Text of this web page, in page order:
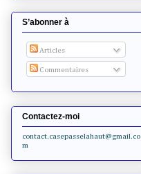
S’abonner à
Articles
Commentaires
Contactez-moi
contact.casepasselahaut@gmail.co
m